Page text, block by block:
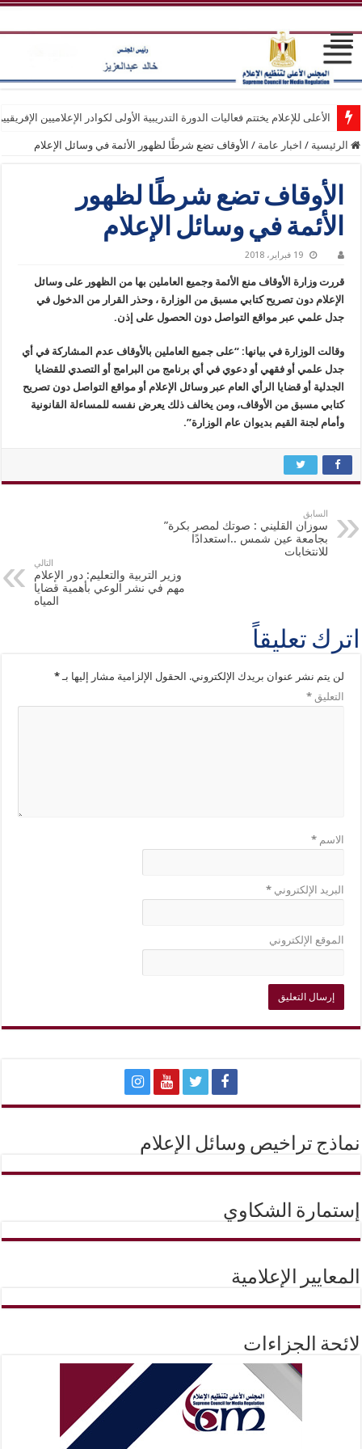
الأعلى للإعلام يختتم فعاليات الدورة التدريبية الأولى لكوادر الإعلاميين
الرئيسية / اخبار عامة / الأوقاف تضع شرطًا لظهور الأئمة في وسائل الإعلام
الأوقاف تضع شرطًا لظهور
الأئمة في وسائل الإعلام
19 فبراير، 2018
قررت وزارة الأوقاف منع الأئمة وجميع العاملين بها من الظهور على وسائل
الإعلام دون تصريح كتابي مسبق من الوزارة ، وحذر القرار من الدخول في
جدل علمي عبر مواقع التواصل دون الحصول على إذن.
وقالت الوزارة في بيانها: “على جميع العاملين بالأوقاف عدم المشاركة في أي
جدل علمي أو فقهي أو دعوي في أي برنامج من البرامج أو التصدي للقضايا
الجدلية أو قضايا الرأي العام عبر وسائل الإعلام أو مواقع التواصل دون تصريح
كتابي مسبق من الأوقاف، ومن يخالف ذلك يعرض نفسه للمساءلة القانونية
وأمام لجنة القيم بديوان عام الوزارة”.
السابق
سوزان القليني : صوتك لمصر بكرة”
بجامعة عين شمس ..استعدادًا
للانتخابات
التالي
وزير التربية والتعليم: دور الإعلام
مهم في نشر الوعي بأهمية قضايا
المياه
اترك تعليقاً
لن يتم نشر عنوان بريدك الإلكتروني. الحقول الإلزامية مشار إليها بـ*
التعليق*
الاسم*
البريد الإلكتروني*
الموقع الإلكتروني
نماذج تراخيص وسائل الإعلام
إستمارة الشكاوي
المعايير الإعلامية
لائحة الجزاءات